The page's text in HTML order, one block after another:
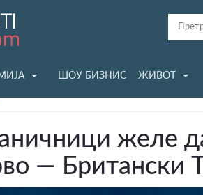
ШОУ БИЗНИС ЖИВОТ
желе
— Британски